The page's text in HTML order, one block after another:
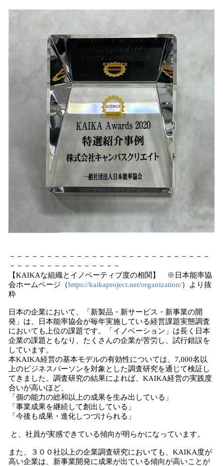
－－－－－－－－－－－－－－－－－－－－－－－－－－－
－－－－－－－－－－－－－－－
【KAIKAな組織とイノベーティブ度の相関】 ※日本能率協
会ホームページ（https://kaikaproject.net/organization/）より抜
粋
日本の企業において、「新製品・新サービス・新事業の開
発」は、日本能率協会が毎年実施している経営課題実態調査
においても上位の課題です。「イノベーション」は長く日本
企業の課題ともなり、たくさんの企業が苦労し、試行錯誤を
しています。
本KAIKA経営の基本モデルの有効性については、7,000名以
上のビジネスパーソンを対象とした調査研究を通じて検証し
てきました。調査研究の結果によれば、KAIKA経営の実践度
合いが高いほど、
「個の能力の総和以上の成果を生み出している」
「事業成果を継続して創出している」
「今後も成果・進化しつづけられる」
と、社員が実感できている傾向が明らかになっています。
また、３００社以上の企業調査研究においても、KAIKA度が
高い企業は、新事業開発に成果が出ている傾向が高いことが